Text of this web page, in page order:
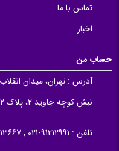
تماس با ما
اخبار
حساب من
آدرس :
نبش کوچه جاوید 2، پلاک 2
تلفن : 91212991-021 , 66413667-021